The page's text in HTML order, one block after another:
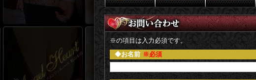
※の項目は入力必須です。
お名前 ※必須